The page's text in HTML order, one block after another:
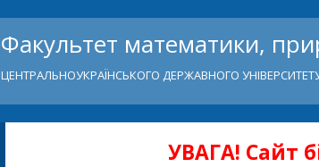
Факультет математики,
ЦЕНТРАЛЬНОУКРАЇНСЬКОГО ДЕРЖАВНОГО
УВАГА! Сайт